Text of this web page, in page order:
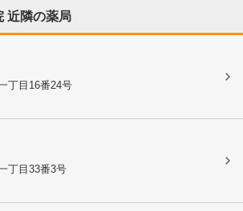
近隣の薬局
丁目16番24号
丁目33番3号